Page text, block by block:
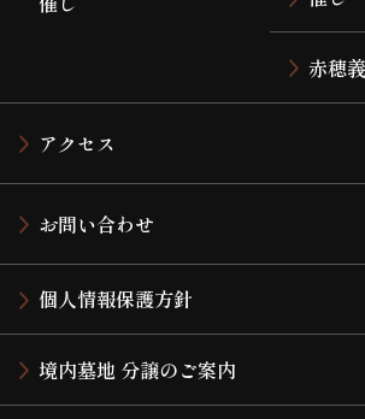
赤穂
アクセス
お問い合わせ
個人情報保護方針
境内墓地 分譲のご案内